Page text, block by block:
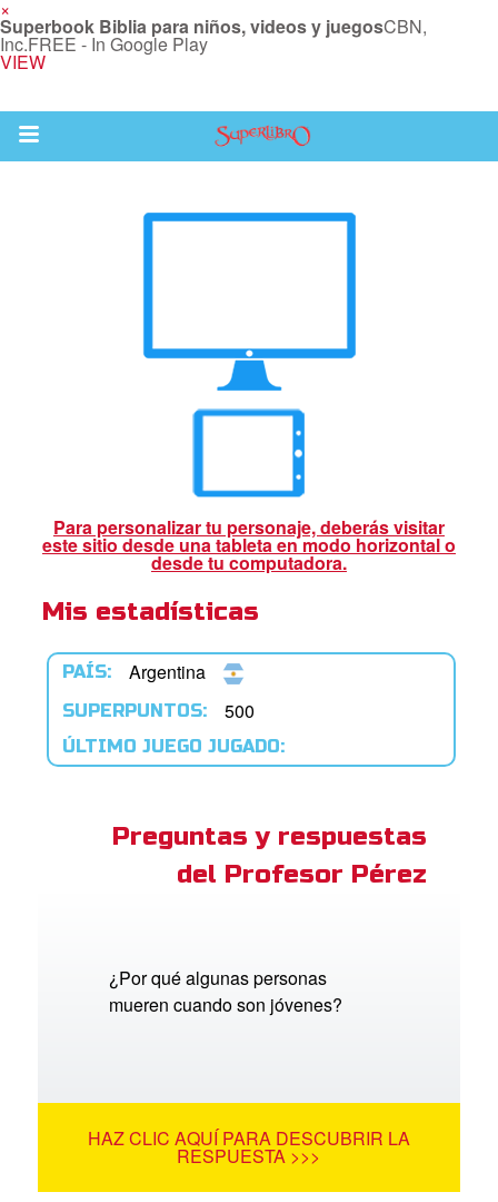
×
Superbook Biblia para niños, videos y juegosCBN,
Inc.FREE - In Google Play
VIEW
Return to Content
de Familia:
Superbook USA
Para personalizar tu personaje, deberás visitar
este sitio desde una tableta en modo horizontal o
desde tu computadora.
Mis estadísticas
PAÍS: Argentina
SUPERPUNTOS: 500
ÚLTIMO JUEGO JUGADO:
Preguntas y respuestas
del Profesor Pérez
¿Por qué algunas personas
mueren cuando son jóvenes?
HAZ CLIC AQUÍ PARA DESCUBRIR LA
RESPUESTA >>>